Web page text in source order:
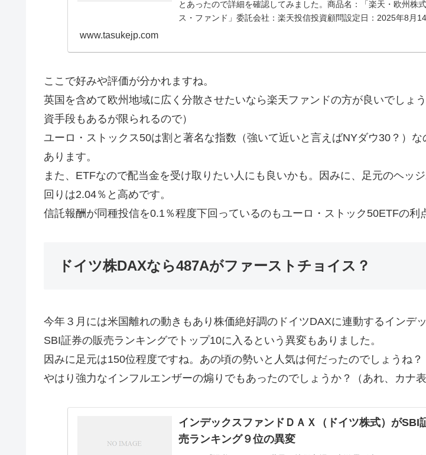
とあったので詳細を確認してみました。商品名：「楽天・欧州株
ス・ファンド」委託会社：楽天投信投資顧問設定日：2025年8月
www.tasukejp.com
ここで好みや評価が分かれますね。
英国を含めて欧州地域に広く分散させたいなら楽天ファンドの方が良いでしょ
資手段もあるが限られるので）
ユーロ・ストックス50は割と著名な指数（強いて近いと言えばNYダウ30？）な
あります。
また、ETFなので配当金を受け取りたい人にも良いかも。因みに、足元のヘッ
回りは2.04％と高めです。
信託報酬が同種投信を0.1％程度下回っているのもユーロ・ストック50ETFの利
ドイツ株DAXなら487Aがファーストチョイス？
今年３月には米国離れの動きもあり株価絶好調のドイツDAXに連動するインデ
SBI証券の販売ランキングでトップ10に入るという異変もありました。
因みに足元は150位程度ですね。あの頃の勢いと人気は何だったのでしょうね？
やはり強力なインフルエンザーの煽りでもあったのでしょうか？（あれ、カナ表
インデックスファンドＤＡＸ（ドイツ株式）がSBI
売ランキング９位の異変